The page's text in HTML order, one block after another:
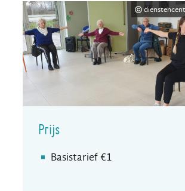
Prijs
Basistarief€1